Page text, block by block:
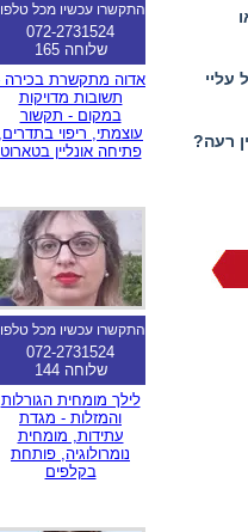
התקשרו עכשיו מכל
072-2731524
שלוחה 165
אדוה מתקשרת בכירה
תשובות מדויקות
במקום - תקשור
עוצמתי, ריפוי בתדרים,
פתיחה אונליין בטארוט
התקשרו עכשיו מכל
072-2731524
שלוחה 144
לילך מומחית הגורלות
והמזלות - מגדת
עתידות, מומחית
נומרולוגיה, פותחת
בקלפים
עליי
רעה?